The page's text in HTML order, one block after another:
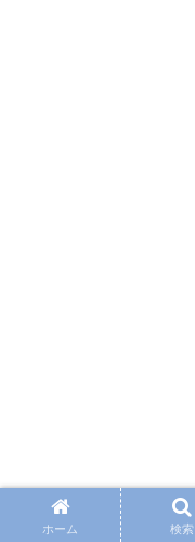
ホーム 検索